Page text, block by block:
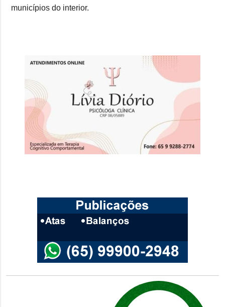
municípios do interior.